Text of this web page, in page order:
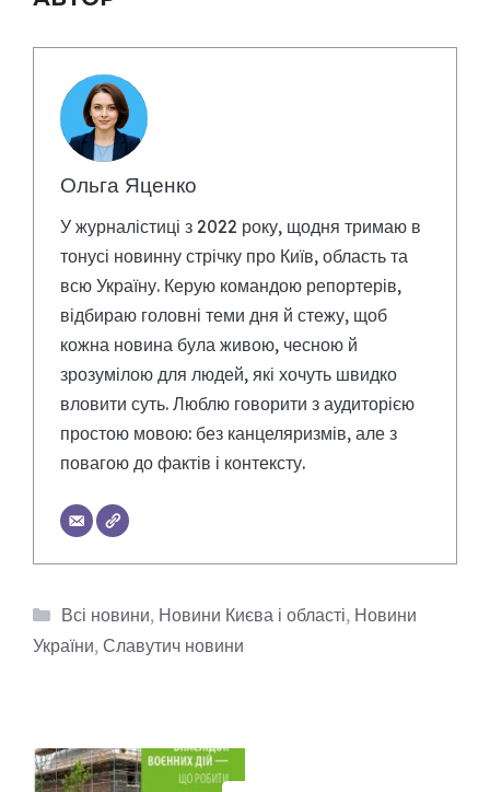
Ольга Яценко
У журналістиці з 2022 року, щодня тримаю в
тонусі новинну стрічку про Київ, область та
всю Україну. Керую командою репортерів,
відбираю головні теми дня й стежу, щоб
кожна новина була живою, чесною й
зрозумілою для людей, які хочуть швидко
вловити суть. Люблю говорити з аудиторією
простою мовою: без канцеляризмів, але з
повагою до фактів і контексту.
Категорії
Всі новини, Новини Києва і області, Новини
України, Славутич новини